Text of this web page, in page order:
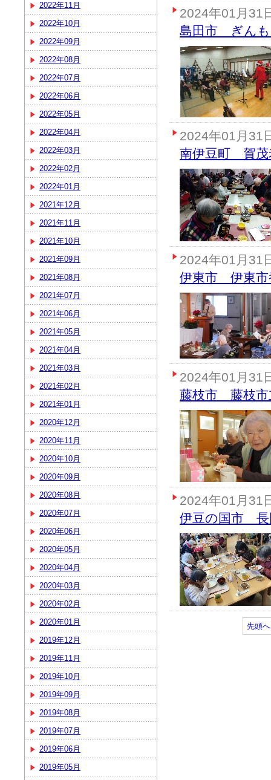
2022年11月
2022年10月
2022年09月
2022年08月
2022年07月
2022年06月
2022年05月
2022年04月
2022年03月
2022年02月
2022年01月
2021年12月
2021年11月
2021年10月
2021年09月
2021年08月
2021年07月
2021年06月
2021年05月
2021年04月
2021年03月
2021年02月
2021年01月
2020年12月
2020年11月
2020年10月
2020年09月
2020年08月
2020年07月
2020年06月
2020年05月
2020年04月
2020年03月
2020年02月
2020年01月
2019年12月
2019年11月
2019年10月
2019年09月
2019年08月
2019年07月
2019年06月
2019年05月
2024年01月31
島田市 ぎんも
2024年01月31
南伊豆町 賀茂
2024年01月31
伊東市 伊東市
2024年01月31
藤枝市 藤枝市
2024年01月31
伊豆の国市 長
先頭へ